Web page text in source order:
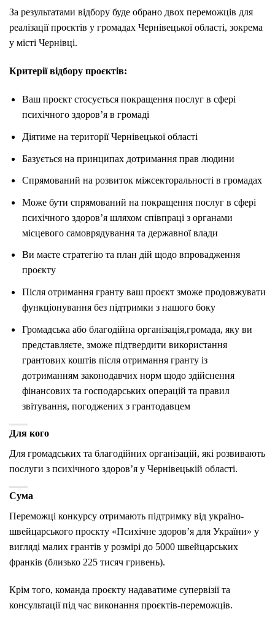
За результатами відбору буде обрано двох переможців для
реалізації проєктів у громадах Чернівецької області, зокрема
у місті Чернівці.
Критерії відбору проєктів:
Ваш проєкт стосується покращення послуг в сфері
психічного здоров’я в громаді
Діятиме на території Чернівецької області
Базується на принципах дотримання прав людини
Спрямований на розвиток міжсекторальності в громадах
Може бути спрямований на покращення послуг в сфері
психічного здоров’я шляхом співпраці з органами
місцевого самоврядування та державної влади
Ви маєте стратегію та план дій щодо впровадження
проєкту
Після отримання гранту ваш проєкт зможе продовжувати
функціонування без підтримки з нашого боку
Громадська або благодійна організація,громада, яку ви
представляєте, зможе підтвердити використання
грантових коштів після отримання гранту із
дотриманням законодавчих норм щодо здійснення
фінансових та господарських операцій та правил
звітування, погоджених з грантодавцем
Для кого
Для громадських та благодійних організацій, які розвивають
послуги з психічного здоров’я у Чернівецькій області.
Сума
Переможці конкурсу отримають підтримку від україно-
швейцарського проєкту «Психічне здоров’я для України» у
вигляді малих грантів у розмірі до 5000 швейцарських
франків (близько 225 тисяч гривень).
Крім того, команда проєкту надаватиме супервізії та
консультації під час виконання проєктів-переможців.